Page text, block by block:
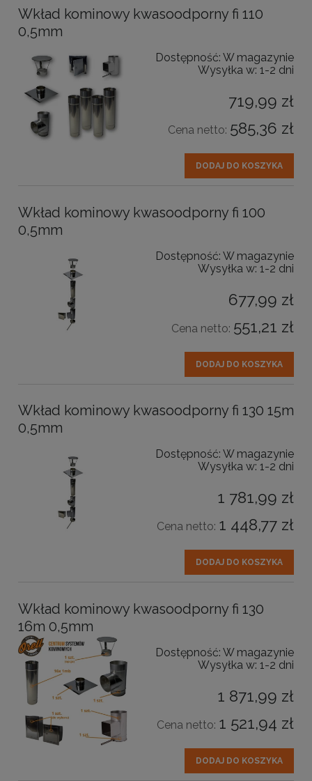
Wkład kominowy kwasoodporny fi 110
0,5mm
Dostępność: W magazynie
Wysyłka w: 1-2 dni
719,99 zł
Cena netto: 585,36 zł
DODAJ DO KOSZYKA
Wkład kominowy kwasoodporny fi 100
0,5mm
Dostępność: W magazynie
Wysyłka w: 1-2 dni
677,99 zł
Cena netto: 551,21 zł
DODAJ DO KOSZYKA
Wkład kominowy kwasoodporny fi 130 15m
0,5mm
Dostępność: W magazynie
Wysyłka w: 1-2 dni
1 781,99 zł
Cena netto: 1 448,77 zł
DODAJ DO KOSZYKA
Wkład kominowy kwasoodporny fi 130
16m 0,5mm
Dostępność: W magazynie
Wysyłka w: 1-2 dni
1 871,99 zł
Cena netto: 1 521,94 zł
DODAJ DO KOSZYKA